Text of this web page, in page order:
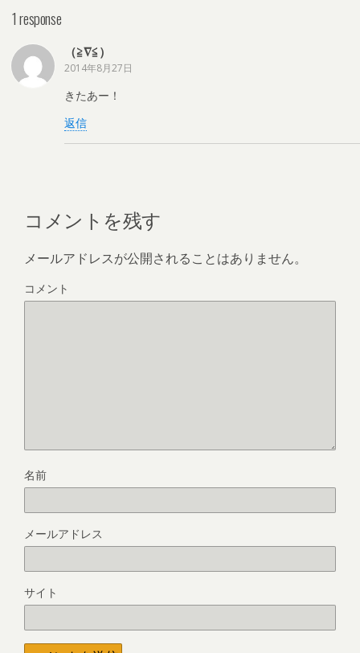
1 response
（≧∇≦）
2014年8月27日
きたあー！
返信
コメントを残す
メールアドレスが公開されることはありません。
コメント
名前
メールアドレス
サイト